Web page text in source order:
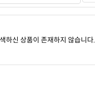
하신 상품이 존재하지 않습니다.